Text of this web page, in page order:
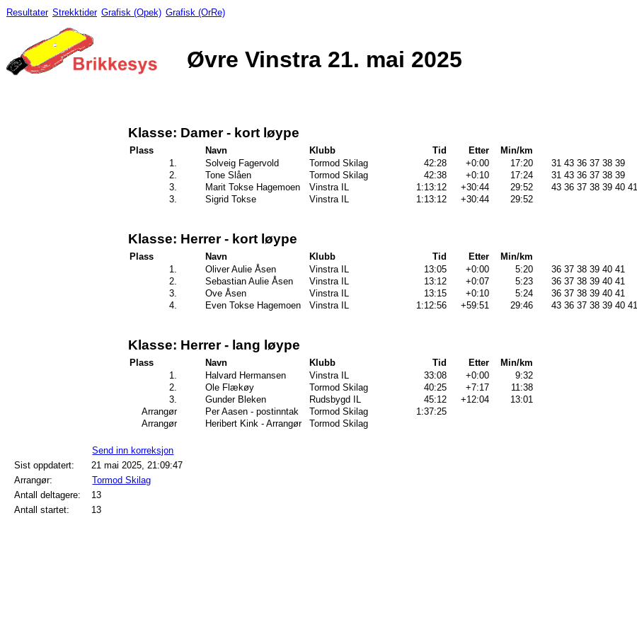
Resultater Strekktider Grafisk (Opek) Grafisk (OrRe)
Øvre Vinstra 21. mai 2025
Klasse: Damer - kort løype
Plass Navn Klubb Tid Etter
Min/km
1.
Solveig Fagervold Tormod Skilag 42:28 +0:00 17:20
31 43 36 37 38 39
2.
Tone Slåen Tormod Skilag 42:38 +0:10 17:24
31 43 36 37 38 39
3.
Marit Tokse Hagemoen Vinstra IL 1:13:12 +30:44 29:52
43 36 37 38 39 40 41
3.
Sigrid Tokse Vinstra IL 1:13:12 +30:44 29:52
Klasse: Herrer - kort løype
Plass Navn Klubb Tid Etter
Min/km
1.
Oliver Aulie Åsen Vinstra IL 13:05 +0:00 5:20
36 37 38 39 40 41
2.
Sebastian Aulie Åsen Vinstra IL 13:12 +0:07 5:23
36 37 38 39 40 41
3.
Ove Åsen Vinstra IL 13:15 +0:10 5:24
36 37 38 39 40 41
4.
Even Tokse Hagemoen Vinstra IL 1:12:56 +59:51 29:46 43 36 37 38 39 40 41
Klasse: Herrer - lang løype
Plass Navn Klubb Tid Etter
Min/km
1.
Halvard Hermansen Vinstra IL 33:08 +0:00
9:32
2.
Ole Flækøy Tormod Skilag 40:25 +7:17
11:38
3.
Gunder Bleken Rudsbygd IL 45:12 +12:04
13:01
Arrangør
Per Aasen - postinntak Tormod Skilag
1:37:25
Arrangør
Heribert Kink - Arrangør Tormod Skilag
Send inn korreksjon
Sist oppdatert:
21 mai 2025, 21:09:47
Arrangør:
Tormod Skilag
Antall deltagere:
13
Antall startet:
13